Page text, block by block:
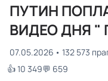
ПУТИН
ВИДЕО ДНЯ "
07.05.2026
132 573
👍 10 349💬 659